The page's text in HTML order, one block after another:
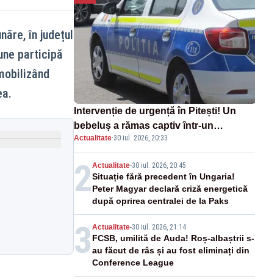
în județul
participă
Intervenție de urgență în Pitești! Un
bebeluș a rămas captiv într-un
autoturism din cauza unei defecțiuni
Actualitate·30 iul. 2026, 20:33
2Actualitate-30 iul. 2026, 20:45
Situație fără precedent în Ungaria!
Peter Magyar declară criză energetică
după oprirea centralei de la Paks
3 Actualitate-30 iul. 2026, 21:14
FCSB, umilită de Auda! Roș-albaștrii s-
au făcut de râs și au fost eliminați din
Conference League